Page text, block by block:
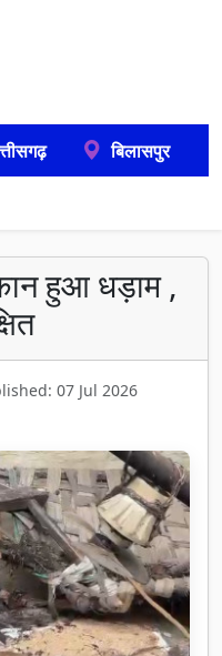
बिलासपुर
हुआ धड़ाम ,
07 Jul 2026